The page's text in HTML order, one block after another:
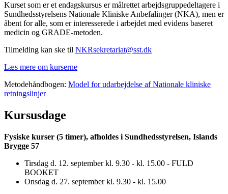
Kurset som er et endagskursus er målrettet arbejdsgruppedeltagere i
Sundhedsstyrelsens Nationale Kliniske Anbefalinger (NKA), men er
åbent for alle, som er interesserede i arbejdet med evidens baseret
medicin og GRADE-metoden.
Tilmelding kan ske til NKRsekretariat@sst.dk
Læs mere om kurserne
Metodehåndbogen: Model for udarbejdelse af Nationale kliniske
retningslinjer
Kursusdage
Fysiske kurser (5 timer), afholdes i Sundhedsstyrelsen, Islands
Brygge 57
Tirsdag d. 12. september kl. 9.30 - kl. 15.00 - FULD
BOOKET
Onsdag d. 27. september kl. 9.30 - kl. 15.00